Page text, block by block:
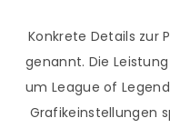
Konkrete Details zur
genannt. Die
um League of
Grafikeinstellungen